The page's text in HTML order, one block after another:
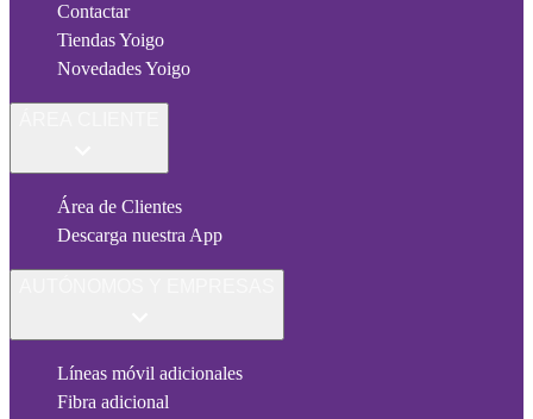
Contactar
Tiendas Yoigo
Novedades Yoigo
Área de Clientes
Descarga nuestra App
Líneas móvil adicionales
Fibra adicional